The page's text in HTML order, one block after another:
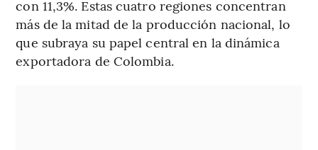
con 11,3%. Estas cuatro regiones concentran
más de la mitad de la producción nacional, lo
que subraya su papel central en la dinámica
exportadora de Colombia.